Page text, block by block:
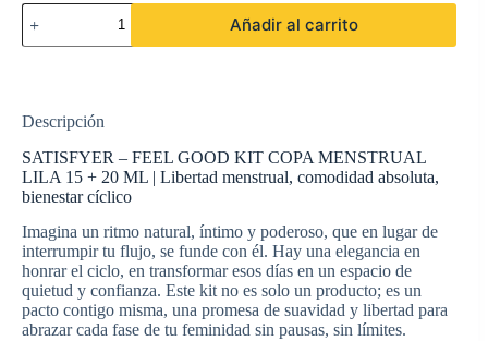
SATISFYER
FEEL
MENSTRUAL
15
+
20
cantidad
Añadir al carrito
Descripción
SATISFYER – FEEL GOOD KIT COPA MENSTRUAL
LILA 15 + 20 ML | Libertad menstrual, comodidad absoluta,
bienestar cíclico
Imagina un ritmo natural, íntimo y poderoso, que en lugar de
interrumpir tu flujo, se funde con él. Hay una elegancia en
honrar el ciclo, en transformar esos días en un espacio de
quietud y confianza. Este kit no es solo un producto; es un
pacto contigo misma, una promesa de suavidad y libertad para
abrazar cada fase de tu feminidad sin pausas, sin límites.